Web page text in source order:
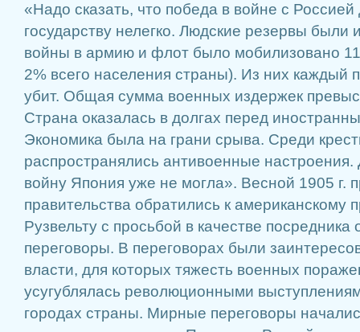
«Надо сказать, что победа в войне с
государству нелегко. Людские резервы были
войны в армию и флот было мобилизовано
2% всего населения страны). Из них каждый
убит. Общая сумма военных издержек
Страна оказалась в долгах перед
Экономика была на грани срыва. Среди
распространялись антивоенные
войну Япония уже не могла». Весной 1905 г.
правительства обратились к американскому
Рузвельту с просьбой в качестве
переговоры. В переговорах были
власти, для которых тяжесть военных
усугублялась революционными
городах страны. Мирные переговоры